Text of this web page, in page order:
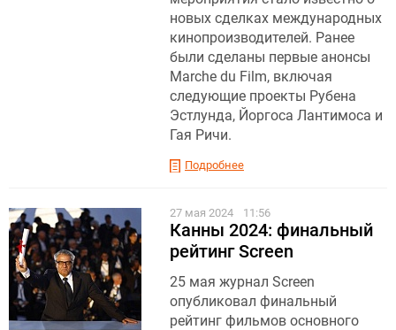
новых сделках международных
кинопроизводителей. Ранее
были сделаны первые анонсы
Marchе du Film, включая
следующие проекты Рубена
Эстлунда, Йоргоса Лантимоса и
Гая Ричи.
Подробнее
27 мая 2024 11:56
Канны 2024: финальный
рейтинг Screen
25 мая журнал Screen
опубликовал финальный
рейтинг фильмов основного